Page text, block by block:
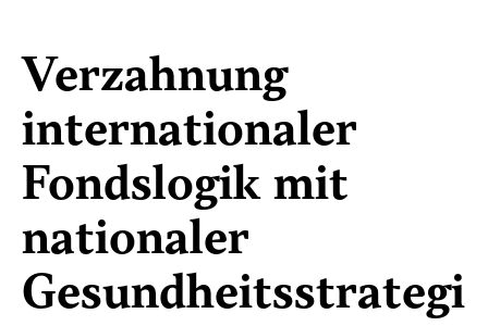
Verzahnung
internationaler
Fondslogik mit
nationaler
Gesundheitsstrategi